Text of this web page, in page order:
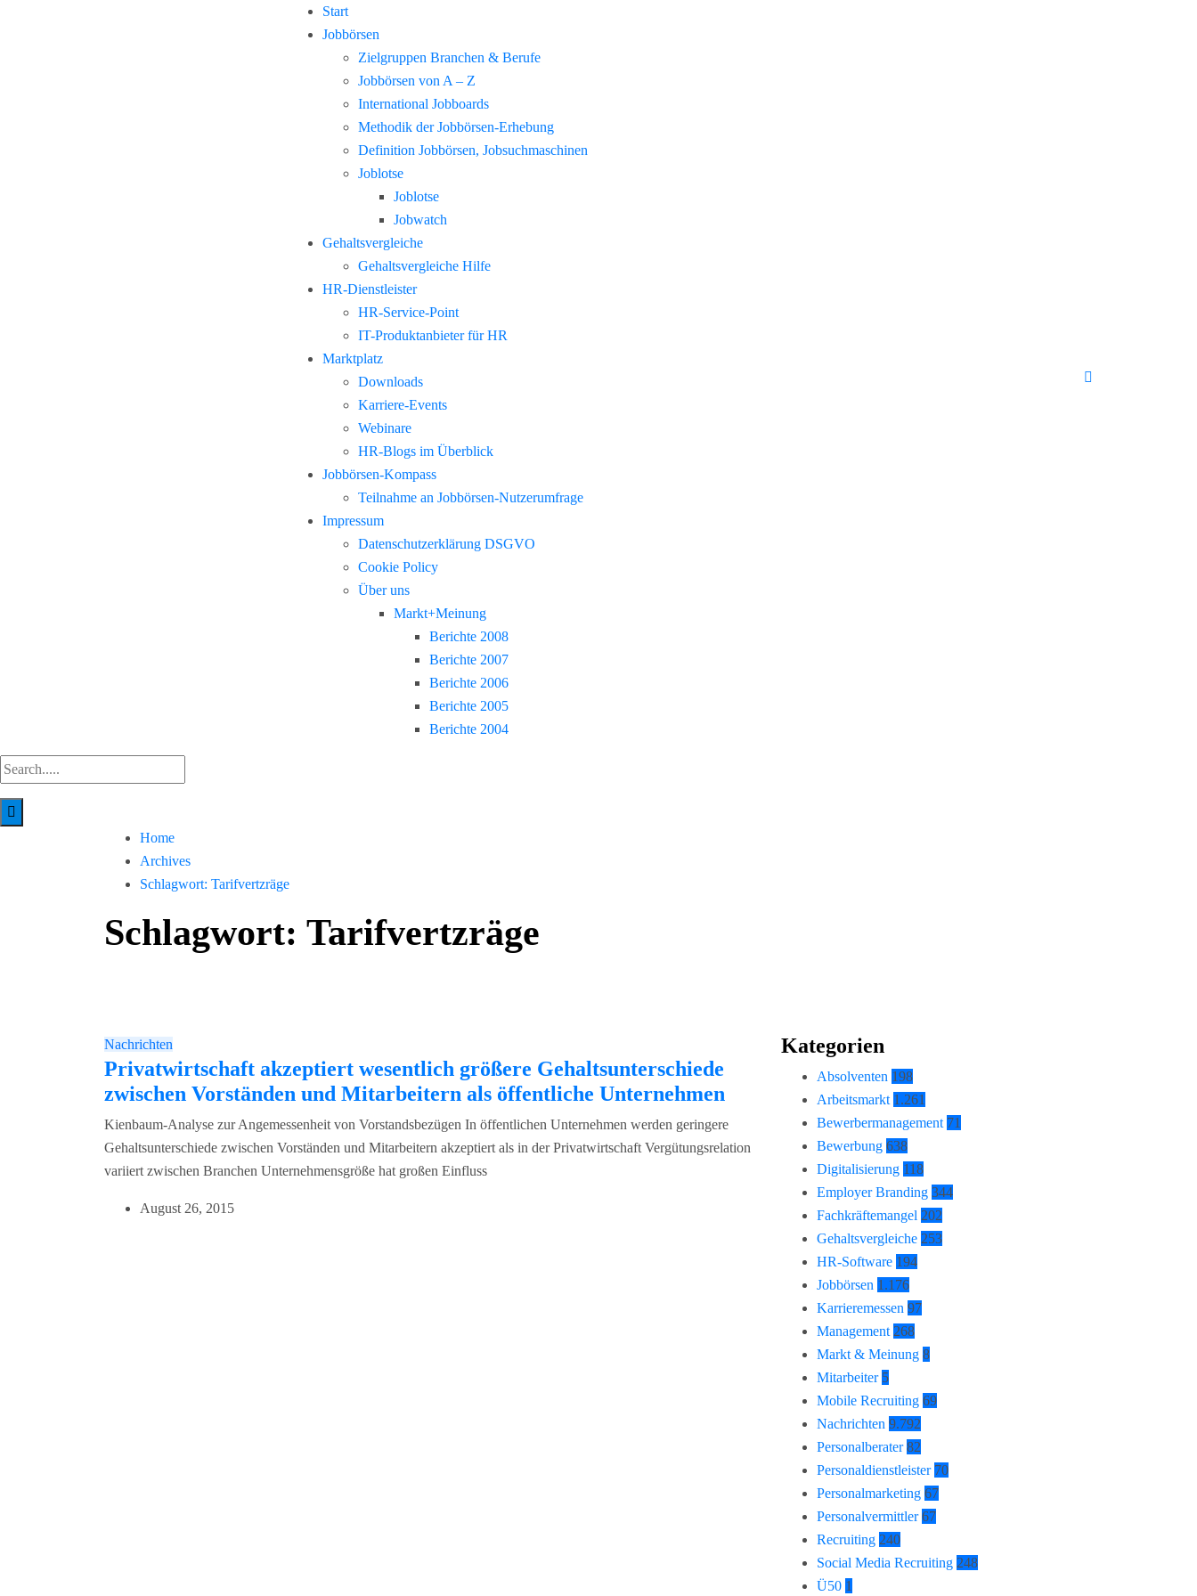
Start
Jobbörsen
Zielgruppen Branchen & Berufe
Jobbörsen von A – Z
International Jobboards
Methodik der Jobbörsen-Erhebung
Definition Jobbörsen, Jobsuchmaschinen
Joblotse
Joblotse
Jobwatch
Gehaltsvergleiche
Gehaltsvergleiche Hilfe
HR-Dienstleister
HR-Service-Point
IT-Produktanbieter für HR
Marktplatz
Downloads
Karriere-Events
Webinare
HR-Blogs im Überblick
Jobbörsen-Kompass
Teilnahme an Jobbörsen-Nutzerumfrage
Impressum
Datenschutzerklärung DSGVO
Cookie Policy
Über uns
Markt+Meinung
Berichte 2008
Berichte 2007
Berichte 2006
Berichte 2005
Berichte 2004
Home
Archives
Schlagwort: Tarifvertzräge
Schlagwort: Tarifvertzräge
Nachrichten
Privatwirtschaft akzeptiert wesentlich größere Gehaltsunterschiede
zwischen Vorständen und Mitarbeitern als öffentliche Unternehmen
Kienbaum-Analyse zur Angemessenheit von Vorstandsbezügen In öffentlichen Unternehmen werden geringere
Gehaltsunterschiede zwischen Vorständen und Mitarbeitern akzeptiert als in der Privatwirtschaft Vergütungsrelation
variiert zwischen Branchen Unternehmensgröße hat großen Einfluss
August 26, 2015
Kategorien
Absolventen 198
Arbeitsmarkt 1.261
Bewerbermanagement 71
Bewerbung 638
Digitalisierung 118
Employer Branding 344
Fachkräftemangel 202
Gehaltsvergleiche 253
HR-Software 194
Jobbörsen 1.176
Karrieremessen 97
Management 268
Markt & Meinung 8
Mitarbeiter 5
Mobile Recruiting 69
Nachrichten 9.792
Personalberater 82
Personaldienstleister 70
Personalmarketing 67
Personalvermittler 67
Recruiting 240
Social Media Recruiting 248
Ü50 1